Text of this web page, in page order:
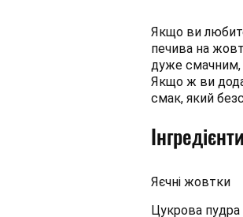
Якщо ви
печива на
дуже смачним,
Якщо ж ви
смак, який
Інгредієнти
Яєчні жовтки
Цукрова пудра